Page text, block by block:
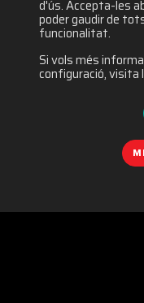
d'ús. Accepta-les
poder gaudir de
funcionalitat.
Si vols més
configuració, visita